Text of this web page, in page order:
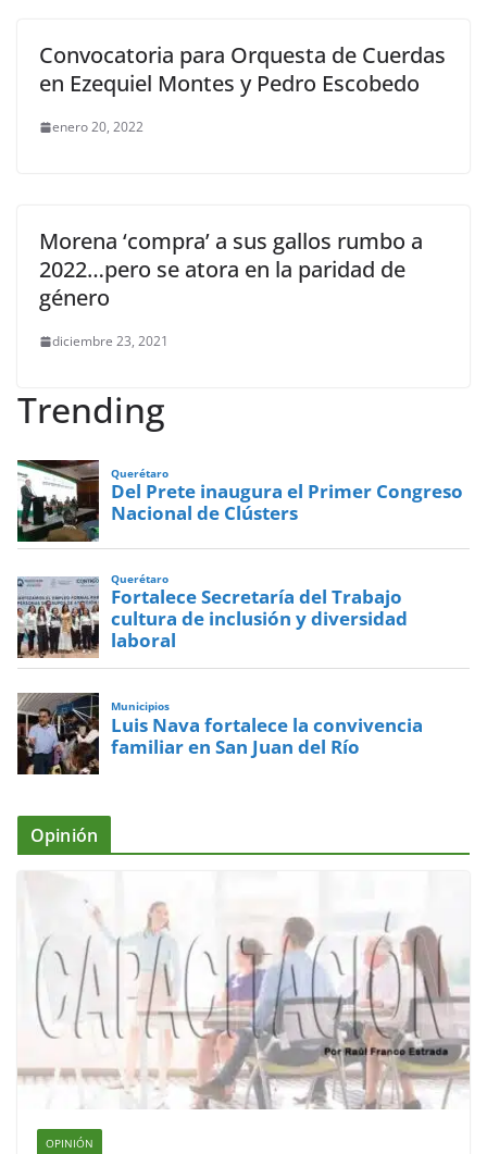
Convocatoria para Orquesta de Cuerdas
en Ezequiel Montes y Pedro Escobedo
enero 20, 2022
Morena ‘compra’ a sus gallos rumbo a
2022…pero se atora en la paridad de
género
diciembre 23, 2021
Trending
Querétaro
Del Prete inaugura el Primer Congreso
Nacional de Clústers
Querétaro
Fortalece Secretaría del Trabajo
cultura de inclusión y diversidad
laboral
Municipios
Luis Nava fortalece la convivencia
familiar en San Juan del Río
Opinión
OPINIÓN